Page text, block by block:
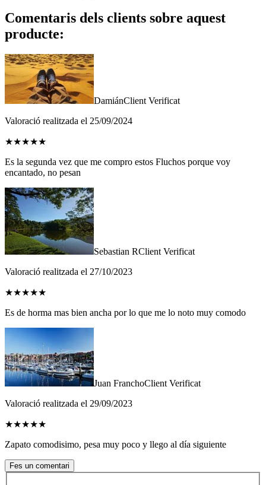
Comentaris dels clients sobre aquest
producte:
DamiánClient Verificat
Valoració realitzada el 25/09/2024
★★★★★
Es la segunda vez que me compro estos Fluchos porque voy
encantado, no pesan
Sebastian RClient Verificat
Valoració realitzada el 27/10/2023
★★★★★
Es de horma mas bien ancha por lo que me lo noto muy comodo
Juan FranchoClient Verificat
Valoració realitzada el 29/09/2023
★★★★★
Zapato comodisimo, pesa muy poco y llego al día siguiente
Fes un comentari